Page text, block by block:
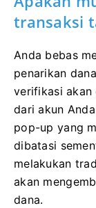
transaksi
Anda bebas
penarikan
verifikasi akan
dari akun
pop-up yang
dibatasi
melakukan
akan
dana.